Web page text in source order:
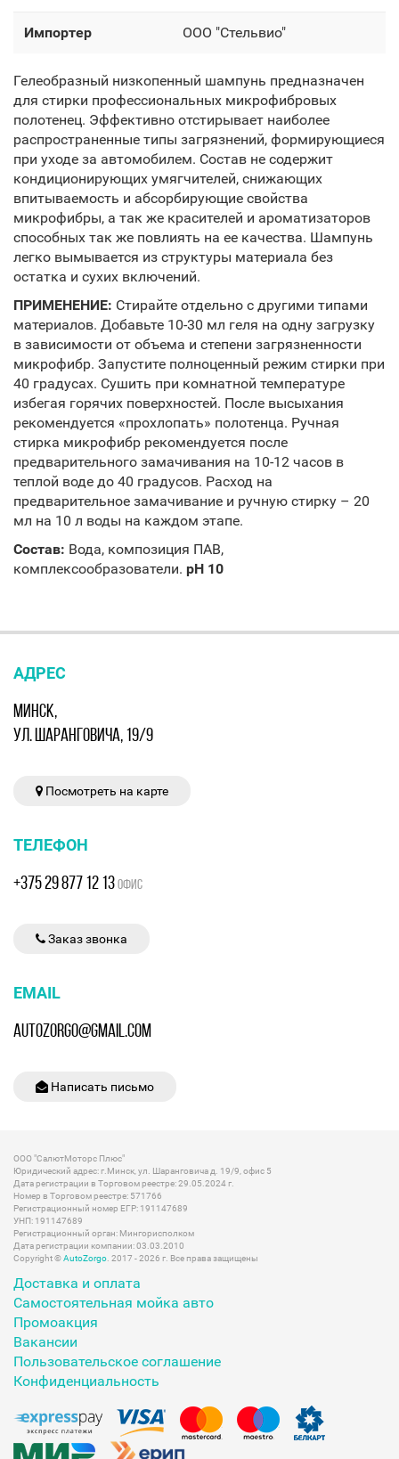
Импортер OOO "Стельвио"
Гелеобразный низкопенный шампунь предназначен
для стирки профессиональных микрофибровых
полотенец. Эффективно отстирывает наиболее
распространенные типы загрязнений, формирующиеся
при уходе за автомобилем. Состав не содержит
кондиционирующих умягчителей, снижающих
впитываемость и абсорбирующие свойства
микрофибры, а так же красителей и ароматизаторов
способных так же повлиять на ее качества. Шампунь
легко вымывается из структуры материала без
остатка и сухих включений.
ПРИМЕНЕНИЕ: Стирайте отдельно с другими типами
материалов. Добавьте 10-30 мл геля на одну загрузку
в зависимости от объема и степени загрязненности
микрофибр. Запустите полноценный режим стирки при
40 градусах. Сушить при комнатной температуре
избегая горячих поверхностей. После высыхания
рекомендуется «прохлопать» полотенца. Ручная
стирка микрофибр рекомендуется после
предварительного замачивания на 10-12 часов в
теплой воде до 40 градусов. Расход на
предварительное замачивание и ручную стирку – 20
мл на 10 л воды на каждом этапе.
Состав: Вода, композиция ПАВ,
комплексообразователи. pH 10
АДРЕС
МИНСК,
УЛ. ШАРАНГОВИЧА, 19/9
Посмотреть на карте
ТЕЛЕФОН
+375 29 877 12 13ОФИС
Заказ звонка
EMAIL
AUTOZORGO@GMAIL.COM
Написать письмо
ООО "СалютМоторс Плюс"
Юридический адрес: г.Минск, ул. Шаранговича д. 19/9, офис 5
Дата регистрации в Торговом реестре: 29.05.2024 г.
Номер в Торговом реестре: 571766
Регистрационный номер ЕГР: 191147689
УНП: 191147689
Регистрационный орган: Мингорисполком
Дата регистрации компании: 03.03.2010
Copyright ©AutoZorgo . 2017 - 2026 г. Все права защищены
Доставка и оплата
Самостоятельная мойка авто
Промоакция
Вакансии
Пользовательское соглашение
Конфиденциальность